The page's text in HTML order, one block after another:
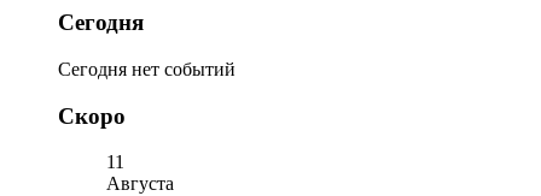
Сегодня
Сегодня нет событий
Скоро
11
Августа